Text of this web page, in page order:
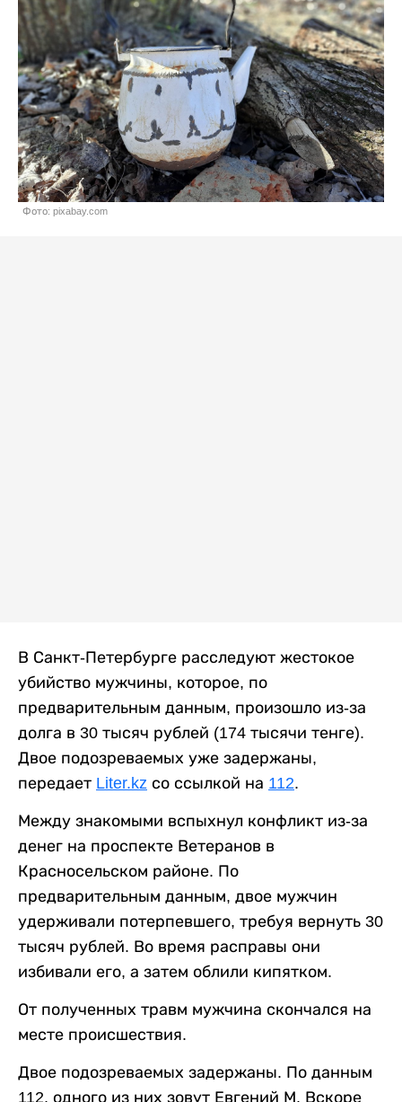
Фото: pixabay.com
В Санкт-Петербурге расследуют жестокое
убийство мужчины, которое, по
предварительным данным, произошло из-за
долга в 30 тысяч рублей (174 тысячи тенге).
Двое подозреваемых уже задержаны,
передает Liter.kz со ссылкой на 112.
Между знакомыми вспыхнул конфликт из-за
денег на проспекте Ветеранов в
Красносельском районе. По
предварительным данным, двое мужчин
удерживали потерпевшего, требуя вернуть 30
тысяч рублей. Во время расправы они
избивали его, а затем облили кипятком.
От полученных травм мужчина скончался на
месте происшествия.
Двое подозреваемых задержаны. По данным
112, одного из них зовут Евгений М. Вскоре